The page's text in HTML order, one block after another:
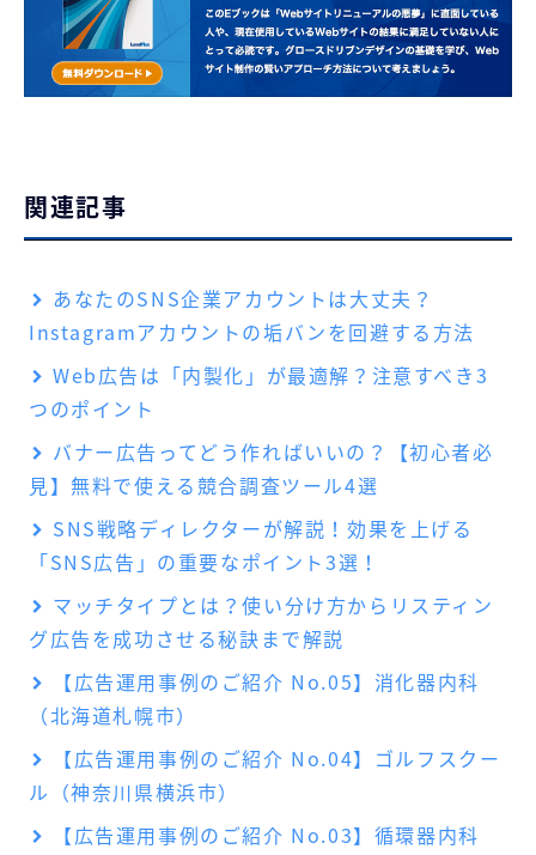
関連記事
あなたのSNS企業アカウントは大丈夫？
Instagramアカウントの垢バンを回避する方法
Web広告は「内製化」が最適解？注意すべき3
つのポイント
バナー広告ってどう作ればいいの？【初心者必
見】無料で使える競合調査ツール4選
SNS戦略ディレクターが解説！効果を上げる
「SNS広告」の重要なポイント3選！
マッチタイプとは？使い分け方からリスティン
グ広告を成功させる秘訣まで解説
【広告運用事例のご紹介 No.05】消化器内科
（北海道札幌市）
【広告運用事例のご紹介 No.04】ゴルフスクー
ル（神奈川県横浜市）
【広告運用事例のご紹介 No.03】循環器内科